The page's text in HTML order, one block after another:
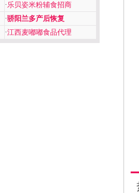
·乐贝姿米粉辅食招商
·骄阳兰多产后恢复
·江西麦嘟嘟食品代理